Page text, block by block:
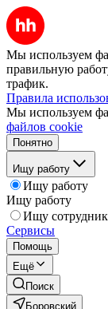
Мы используем
правильную
трафик.
Правила
Мы используем
файлов cookie
Понятно
Ищу работу
Ищу работу
Ищу работу
Ищу
Сервисы
Помощь
Ещё
Поиск
Боровский